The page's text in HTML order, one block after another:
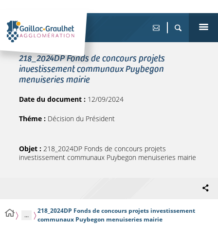
218_2024DP Fonds de concours projets
investissement communaux Puybegon
menuiseries mairie
Date du document : 12/09/2024
Théme : Décision du Président
Objet : 218_2024DP Fonds de concours projets
investissement communaux Puybegon menuiseries mairie
...
218_2024DP Fonds de concours projets investissement
communaux Puybegon menuiseries mairie